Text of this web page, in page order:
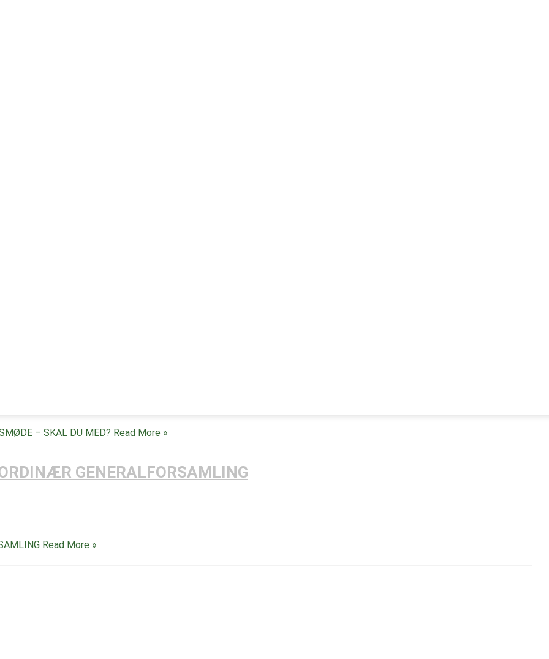
MED DYRENES BESKYTTELSE OG FÅ ET FILOSOFISK PERSPEKTIV PÅ
OG FÅ ET FILOSOFISK PERSPEKTIV PÅ DYRS VELFÆRD PÅ KANINVÆRNETS LANDSMØDE
OG LANDSMØDE – SKAL DU MED?
– SKAL DU MED?
OG LANDSMØDE – EN DAG I KANINENS TEGN
I KANINENS TEGN
OG LANDSMØDE – SKAL DU MED?
– SKAL DU MED? Read More »
GENERALFORSAMLING
Read More »